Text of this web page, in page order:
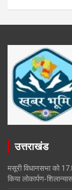
उत्तराखंड
मसूरी विधानसभा को
किया लोकार्पण-